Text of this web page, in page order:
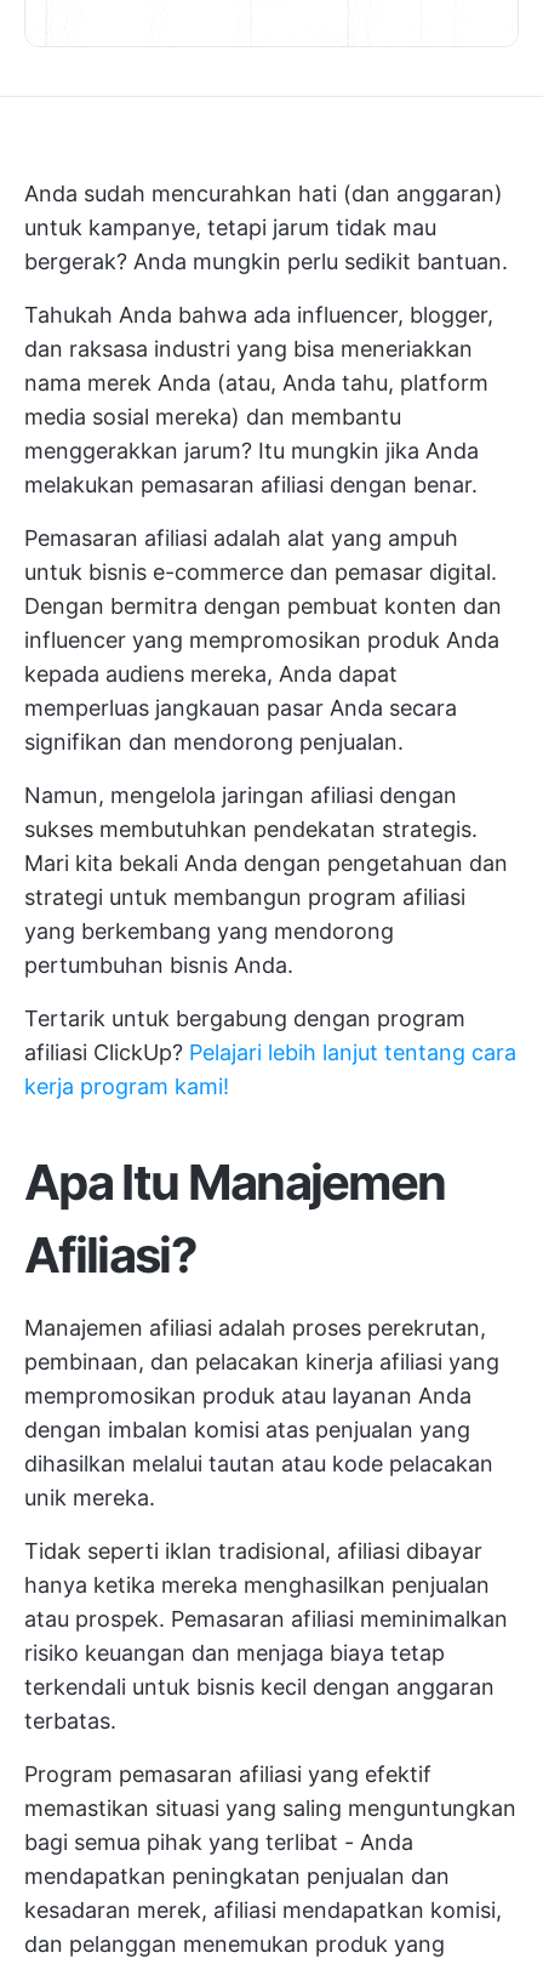
Anda sudah mencurahkan hati (dan anggaran)
untuk kampanye, tetapi jarum tidak mau
bergerak? Anda mungkin perlu sedikit bantuan.
Tahukah Anda bahwa ada influencer, blogger,
dan raksasa industri yang bisa meneriakkan
nama merek Anda (atau, Anda tahu, platform
media sosial mereka) dan membantu
menggerakkan jarum? Itu mungkin jika Anda
melakukan pemasaran afiliasi dengan benar.
Pemasaran afiliasi adalah alat yang ampuh
untuk bisnis e-commerce dan pemasar digital.
Dengan bermitra dengan pembuat konten dan
influencer yang mempromosikan produk Anda
kepada audiens mereka, Anda dapat
memperluas jangkauan pasar Anda secara
signifikan dan mendorong penjualan.
Namun, mengelola jaringan afiliasi dengan
sukses membutuhkan pendekatan strategis.
Mari kita bekali Anda dengan pengetahuan dan
strategi untuk membangun program afiliasi
yang berkembang yang mendorong
pertumbuhan bisnis Anda.
Tertarik untuk bergabung dengan program
afiliasi ClickUp? Pelajari lebih lanjut tentang cara
kerja program kami!
Apa Itu Manajemen
Afiliasi?
Manajemen afiliasi adalah proses perekrutan,
pembinaan, dan pelacakan kinerja afiliasi yang
mempromosikan produk atau layanan Anda
dengan imbalan komisi atas penjualan yang
dihasilkan melalui tautan atau kode pelacakan
unik mereka.
Tidak seperti iklan tradisional, afiliasi dibayar
hanya ketika mereka menghasilkan penjualan
atau prospek. Pemasaran afiliasi meminimalkan
risiko keuangan dan menjaga biaya tetap
terkendali untuk bisnis kecil dengan anggaran
terbatas.
Program pemasaran afiliasi yang efektif
memastikan situasi yang saling menguntungkan
bagi semua pihak yang terlibat - Anda
mendapatkan peningkatan penjualan dan
kesadaran merek, afiliasi mendapatkan komisi,
dan pelanggan menemukan produk yang